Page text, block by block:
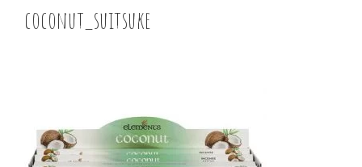
coconut_suitsuke